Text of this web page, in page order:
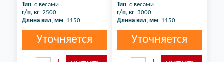
Тип: с весами
г/п, кг: 2500
Длина вил, мм: 1150
Уточняется
Тип: с весами
г/п, кг: 3000
Длина вил, мм: 1150
Уточняется